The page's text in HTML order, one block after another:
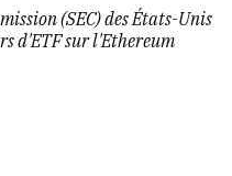
(SEC) des États-Unis
d'ETF sur l'Ethereum